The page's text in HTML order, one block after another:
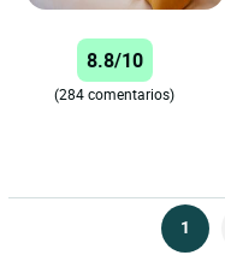
8.8/10
(284 comentarios)
1